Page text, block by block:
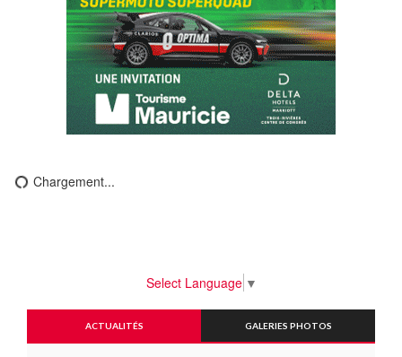
Chargement...
Select Language ▼
ACTUALITÉS GALERIES PHOTOS